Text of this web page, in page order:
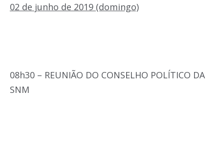
02 de junho de 2019 (domingo)
08h30 – REUNIÃO DO CONSELHO POLÍTICO DA
SNM